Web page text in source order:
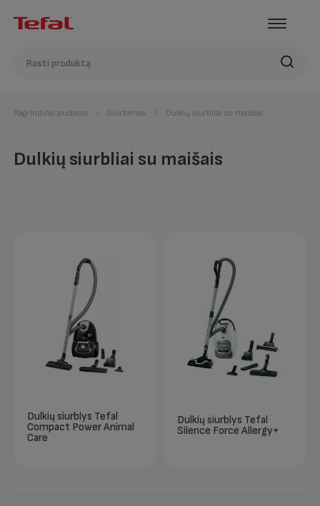
Pagrindinis puslapis Siurbimas Dulkių siurbliai su maišais
Dulkių siurbliai su maišais
Dulkių siurblys Tefal
Compact Power Animal
Care
Dulkių siurblys Tefal
Silence Force Allergy+